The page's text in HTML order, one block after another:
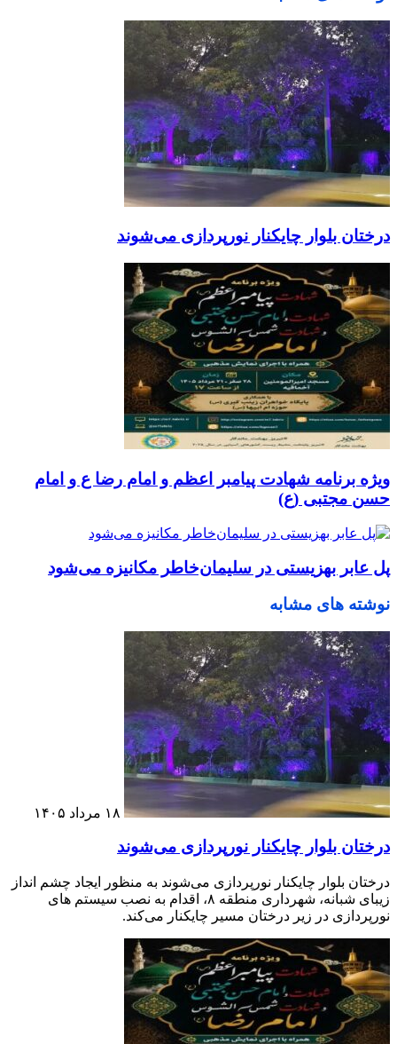
درختان بلوار چایکنار نورپردازی می‌شوند
ویژه برنامه شهادت پیامبر اعظم و امام رضا ع و امام
حسن مجتبی (ع)
پل عابر بهزیستی در سلیمان‌خاطر مکانیزه می‌شود
نوشته های مشابه
۱۸ مرداد ۱۴۰۵
درختان بلوار چایکنار نورپردازی می‌شوند
درختان بلوار چایکنار نورپردازی می‌شوند به منظور ایجاد چشم انداز
زیبای شبانه، شهرداری منطقه ۸، اقدام به نصب سیستم های
نورپردازی در زیر درختان مسیر چایکنار می‌کند.